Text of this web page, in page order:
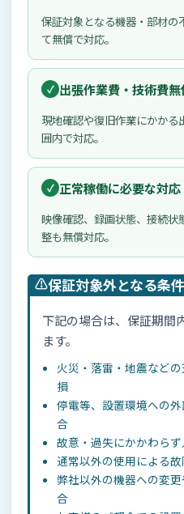
保証対象となる機器・部材の
て無償で対応。
出張作業費・技術費
現地確認や復旧作業にかか
囲内で対応。
正常稼働に必要な対応
映像確認、録画状態、接続状
整も無償対応。
⚠️保証対象外となる条件
下記の場合は、保証期間
ます。
火災・落雷・地震など
損
停電等、設置環境への
合
故意・過失にかかわら
通常以外の使用による故
弊社以外の機器への変
合